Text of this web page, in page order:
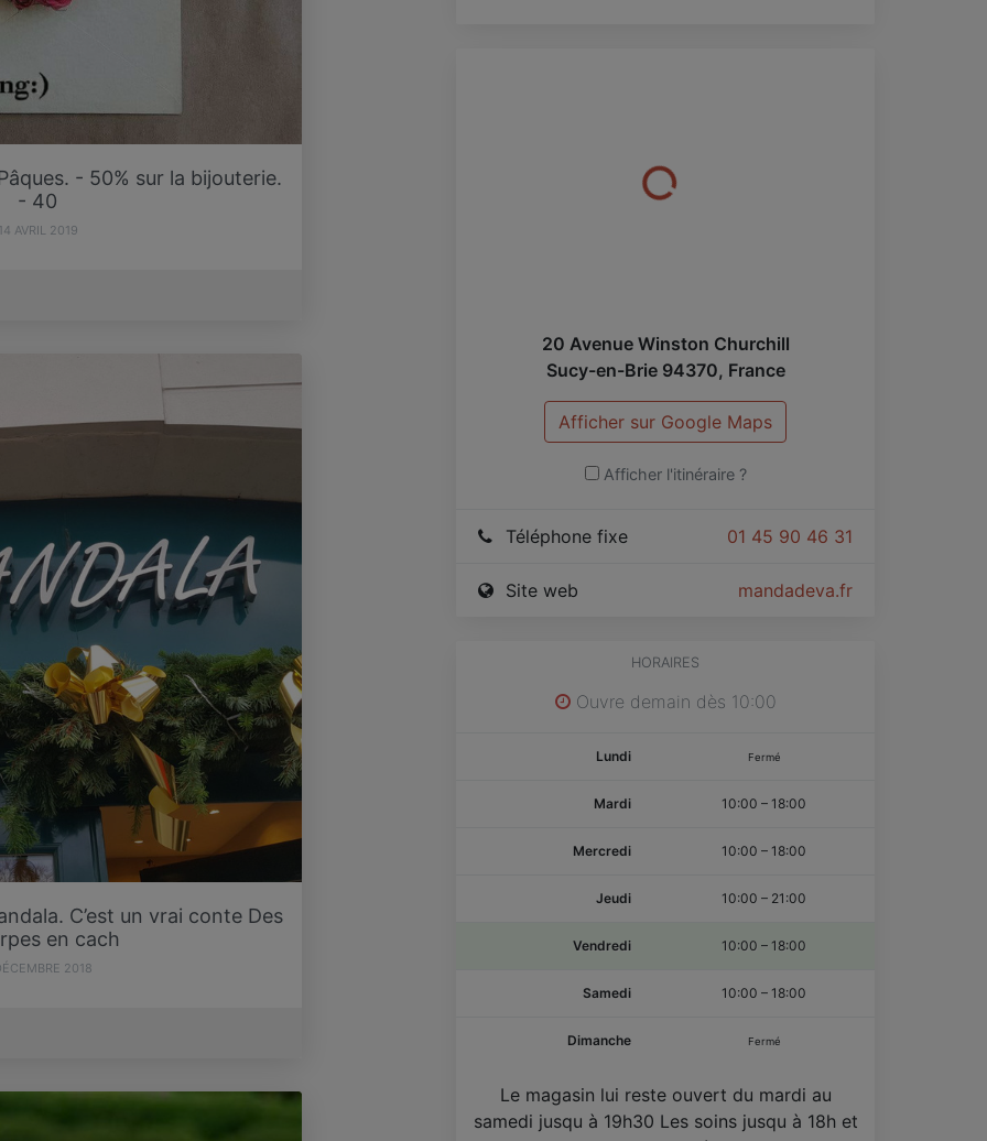
- 50% sur la bijouterie.
- 40
AVRIL 2019
C’est un vrai conte Des
en cach
2018
20 Avenue Winston Churchill
Sucy-en-Brie 94370, France
Afficher sur Google Maps
Afficher l'itinéraire ?
01 45 90 46 31
Téléphone fixe
mandadeva.fr
Site web
HORAIRES
Ouvre demain dès 10:00
Lundi Fermé
Mardi 10:00 – 18:00
Mercredi 10:00 – 18:00
Jeudi 10:00 – 21:00
Vendredi 10:00 – 18:00
Samedi 10:00 – 18:00
Dimanche Fermé
Le magasin lui reste ouvert du mardi au
samedi jusqu à 19h30 Les soins jusqu à 18h et